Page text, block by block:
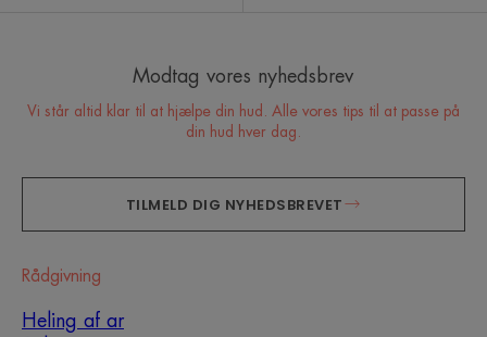
Modtag vores nyhedsbrev
Vi står altid klar til at hjælpe din hud. Alle vores tips til at passe på
din hud hver dag.
TILMELD DIG NYHEDSBREVET
Rådgivning
Heling af ar